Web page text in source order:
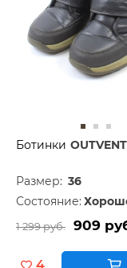
Ботинки
Размер: 36
Состояние:
1 299 руб. 909